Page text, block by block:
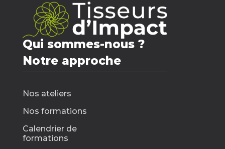
Qui sommes-nous ?
Notre approche
Nos ateliers
Nos formations
Calendrier de
formations